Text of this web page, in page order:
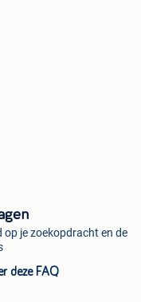
je zoekopdracht en de
deze FAQ